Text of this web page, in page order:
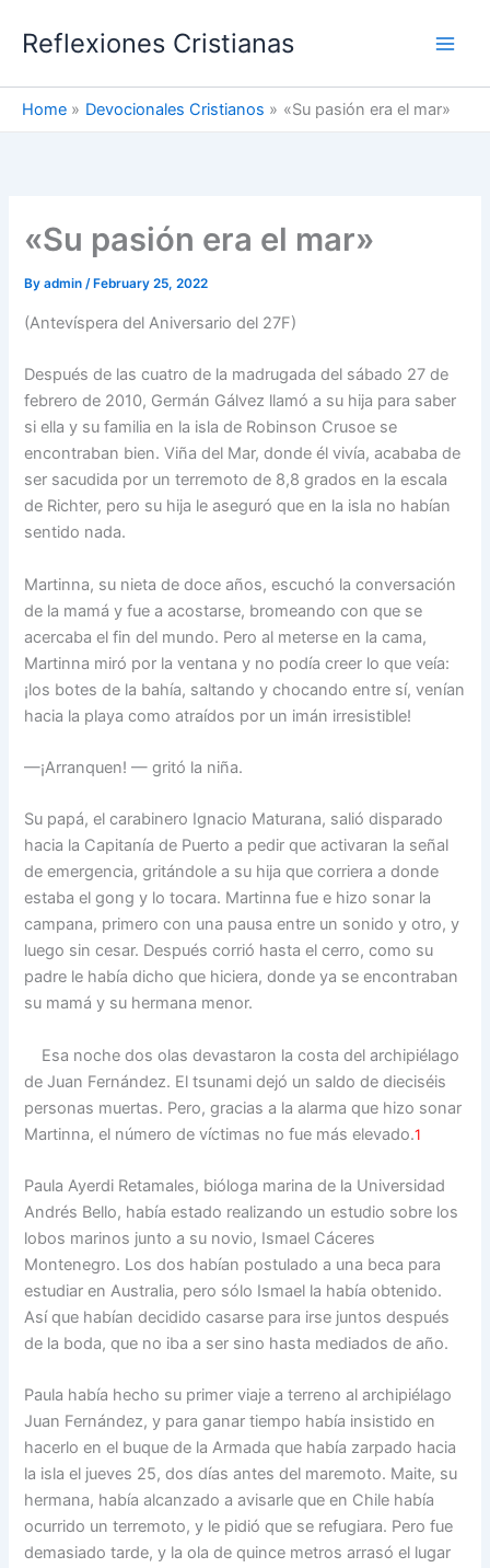
Reflexiones Cristianas
Home Devocionales Cristianos «Su pasión era el mar»
«Su pasión era el mar»
Byadmin/ February 25, 2022
(Antevíspera del Aniversario del 27F)
Después de las cuatro de la madrugada del sábado 27 de
febrero de 2010, Germán Gálvez llamó a su hija para saber
si ella y su familia en la isla de Robinson Crusoe se
encontraban bien. Viña del Mar, donde él vivía, acababa de
ser sacudida por un terremoto de 8,8 grados en la escala
de Richter, pero su hija le aseguró que en la isla no habían
sentido nada.
Martinna, su nieta de doce años, escuchó la conversación
de la mamá y fue a acostarse, bromeando con que se
acercaba el fin del mundo. Pero al meterse en la cama,
Martinna miró por la ventana y no podía creer lo que veía:
¡los botes de la bahía, saltando y chocando entre sí, venían
hacia la playa como atraídos por un imán irresistible!
—¡Arranquen! — gritó la niña.
Su papá, el carabinero Ignacio Maturana, salió disparado
hacia la Capitanía de Puerto a pedir que activaran la señal
de emergencia, gritándole a su hija que corriera a donde
estaba el gong y lo tocara. Martinna fue e hizo sonar la
campana, primero con una pausa entre un sonido y otro, y
luego sin cesar. Después corrió hasta el cerro, como su
padre le había dicho que hiciera, donde ya se encontraban
su mamá y su hermana menor.
Esa noche dos olas devastaron la costa del archipiélago
de Juan Fernández. El tsunami dejó un saldo de dieciséis
personas muertas. Pero, gracias a la alarma que hizo sonar
Martinna, el número de víctimas no fue más elevado.1
Paula Ayerdi Retamales, bióloga marina de la Universidad
Andrés Bello, había estado realizando un estudio sobre los
lobos marinos junto a su novio, Ismael Cáceres
Montenegro. Los dos habían postulado a una beca para
estudiar en Australia, pero sólo Ismael la había obtenido.
Así que habían decidido casarse para irse juntos después
de la boda, que no iba a ser sino hasta mediados de año.
Paula había hecho su primer viaje a terreno al archipiélago
Juan Fernández, y para ganar tiempo había insistido en
hacerlo en el buque de la Armada que había zarpado hacia
la isla el jueves 25, dos días antes del maremoto. Maite, su
hermana, había alcanzado a avisarle que en Chile había
ocurrido un terremoto, y le pidió que se refugiara. Pero fue
demasiado tarde, y la ola de quince metros arrasó el lugar